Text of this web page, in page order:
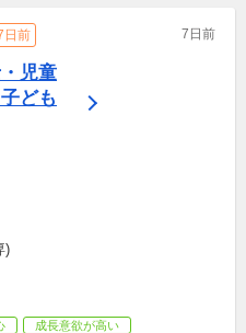
日前 7日前
児童
ども
)
成長意欲が高い